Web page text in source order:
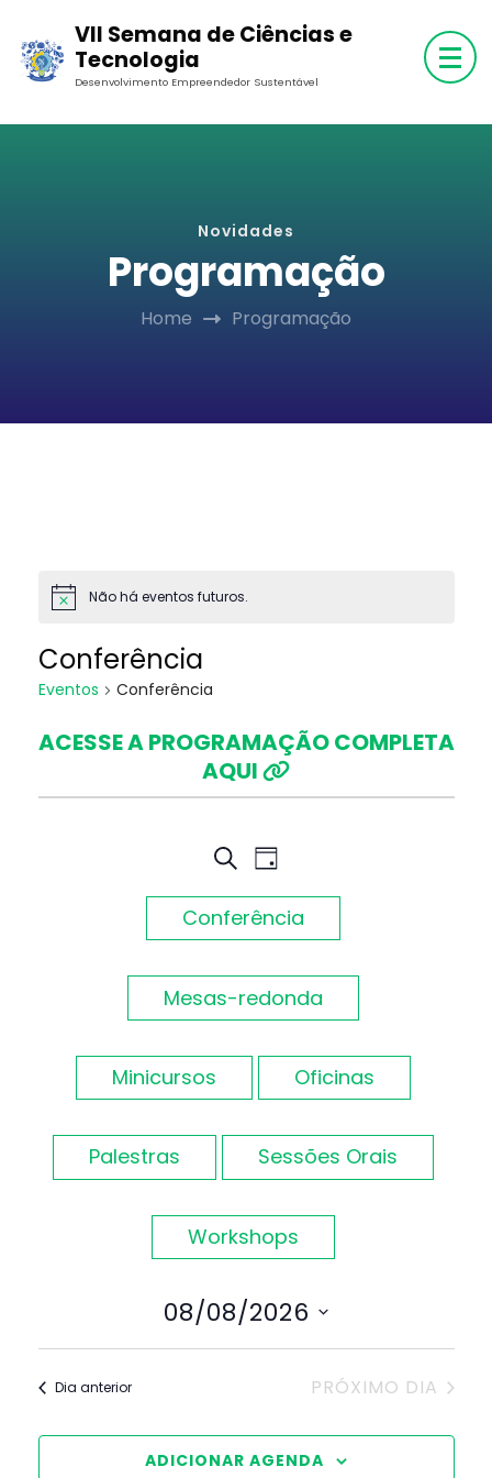
content
(Press
VII Semana de Ciências e
Tecnologia
Desenvolvimento Empreendedor Sustentável
Novidades
Programação
Home Programação
Não há eventos futuros.
Conferência
Eventos Conferência
ACESSE A PROGRAMAÇÃO COMPLETA
AQUI
Pesquisa
e
navegação
de
visuais
de
Eventos
PROCURARNavegação
do
visual
Evento
DIA
Conferência
Mesas-redonda
Minicursos Oficinas
Palestras Sessões Orais
Workshops
08/08/2026
Selecione
Dia anterior PRÓXIMO DIA
ADICIONAR AGENDA